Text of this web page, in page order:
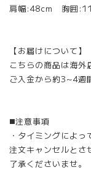
肩幅:48cm 胸囲
【お届けについて】
こちらの商品は海外
ご入金から約3~4週
◼️注意事項
・タイミングによ
注文キャンセルとさ
了承くださいませ。